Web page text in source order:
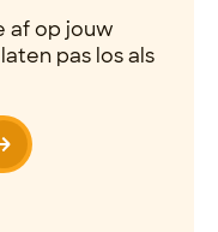
af op jouw
pas los als